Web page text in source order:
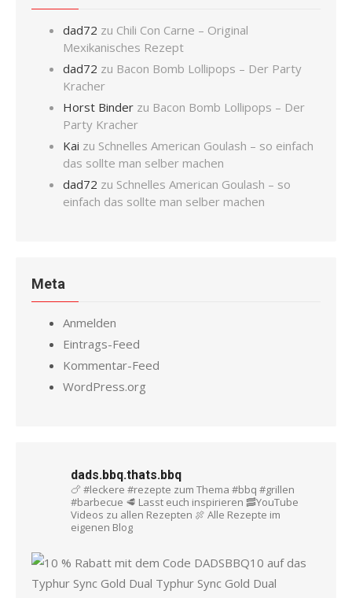
dad72 zu Chili Con Carne – Original
Mexikanisches Rezept
dad72 zu Bacon Bomb Lollipops – Der Party
Kracher
Horst Binder zu Bacon Bomb Lollipops – Der
Party Kracher
Kai zu Schnelles American Goulash – so einfach
das sollte man selber machen
dad72 zu Schnelles American Goulash – so
einfach das sollte man selber machen
Meta
Anmelden
Eintrags-Feed
Kommentar-Feed
WordPress.org
dads.bbq.thats.bbq
🍗 #leckere #rezepte zum Thema #bbq #grillen
#barbecue 🥩 Lasst euch inspirieren 🥓YouTube
Videos zu allen Rezepten 🍖 Alle Rezepte im
eigenen Blog